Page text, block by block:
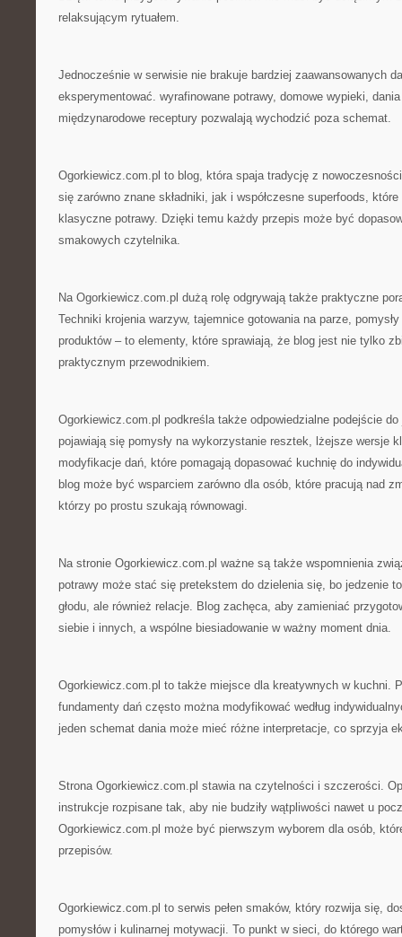
relaksującym rytuałem.
Jednocześnie w serwisie nie brakuje bardziej zaawansowanych
eksperymentować. wyrafinowane potrawy, domowe wypieki,
międzynarodowe receptury pozwalają wychodzić poza schemat.
Ogorkiewicz.com.pl to blog, która spaja tradycję z
się zarówno znane składniki, jak i współczesne superfoods,
klasyczne potrawy. Dzięki temu każdy przepis może być
smakowych czytelnika.
Na Ogorkiewicz.com.pl dużą rolę odgrywają także praktyczne
Techniki krojenia warzyw, tajemnice gotowania na parze,
produktów – to elementy, które sprawiają, że blog jest nie tylko
praktycznym przewodnikiem.
Ogorkiewicz.com.pl podkreśla także odpowiedzialne podejście
pojawiają się pomysły na wykorzystanie resztek, lżejsze wersje
modyfikacje dań, które pomagają dopasować kuchnię do
blog może być wsparciem zarówno dla osób, które pracują nad
którzy po prostu szukają równowagi.
Na stronie Ogorkiewicz.com.pl ważne są także wspomnienia
potrawy może stać się pretekstem do dzielenia się, bo jedzenie
głodu, ale również relacje. Blog zachęca, aby zamieniać
siebie i innych, a wspólne biesiadowanie w ważny moment dnia.
Ogorkiewicz.com.pl to także miejsce dla kreatywnych w kuchni.
fundamenty dań często można modyfikować według
jeden schemat dania może mieć różne interpretacje, co sprzyja
Strona Ogorkiewicz.com.pl stawia na czytelności i szczerości.
instrukcje rozpisane tak, aby nie budziły wątpliwości nawet u
Ogorkiewicz.com.pl może być pierwszym wyborem dla osób,
przepisów.
Ogorkiewicz.com.pl to serwis pełen smaków, który rozwija się,
pomysłów i kulinarnej motywacji. To punkt w sieci, do którego